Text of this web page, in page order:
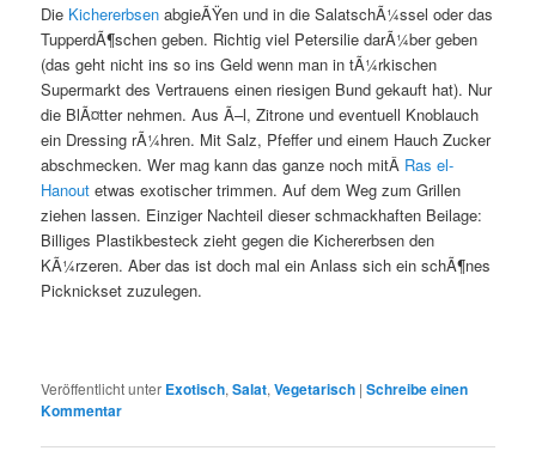
Die KichererbsenabgieÃŸen und in die SalatschÃ¼ssel oder das
TupperdÃ¶schen geben. Richtig viel Petersilie darÃ¼ber geben
(das geht nicht ins so ins Geld wenn man in tÃ¼rkischen
Supermarkt des Vertrauens einen riesigen Bund gekauft hat). Nur
die BlÃ¤tter nehmen. Aus Ã–l, Zitrone und eventuell Knoblauch
ein Dressing rÃ¼hren. Mit Salz, Pfeffer und einem Hauch Zucker
abschmecken. Wer mag kann das ganze noch mitÂ Ras el-
Hanout etwas exotischer trimmen. Auf dem Weg zum Grillen
ziehen lassen. Einziger Nachteil dieser schmackhaften Beilage:
Billiges Plastikbesteck zieht gegen die Kichererbsen den
KÃ¼rzeren. Aber das ist doch mal ein Anlass sich ein schÃ¶nes
Picknickset zuzulegen.
Veröffentlicht unter Exotisch,Salat,Vegetarisch |Schreibe einen
Kommentar